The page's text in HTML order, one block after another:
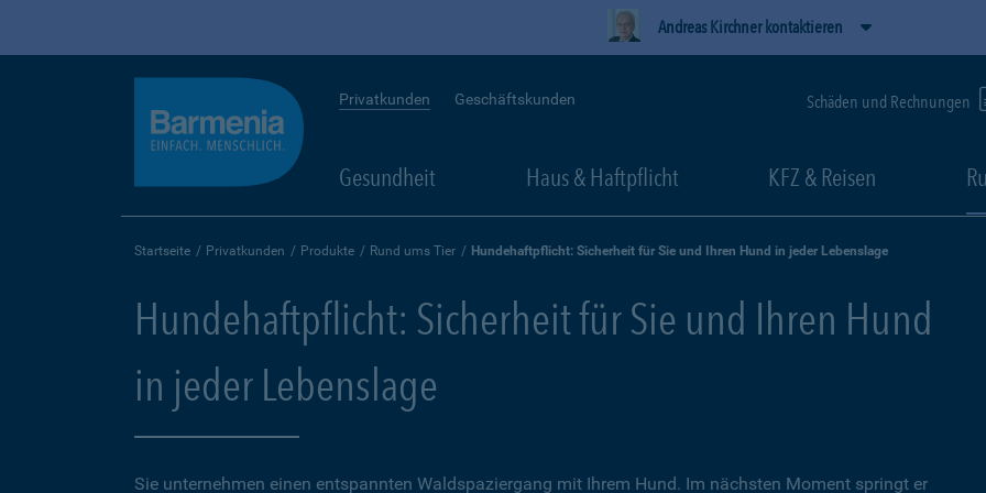
Andreas Kirchner kontaktieren
Privatkunden Geschäftskunden Schäden und Rechnungen
Gesundheit Haus & Haftpflicht KFZ & Reisen
Startseite Privatkunden Produkte Rund ums Tier Hundehaftpflicht: Sicherheit für Sie und Ihren Hund in jeder Lebenslage
Hundehaftpflicht: Sicherheit für Sie und Ihren Hund
in jeder Lebenslage
Sie unternehmen einen entspannten Waldspaziergang mit Ihrem Hund. Im nächsten Moment springt er